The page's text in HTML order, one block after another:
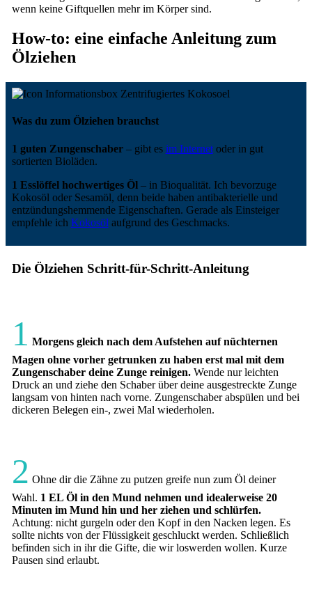
wenn keine Giftquellen mehr im Körper sind.
How-to: eine einfache Anleitung zum
Ölziehen
Was du zum Ölziehen brauchst
1 guten Zungenschaber– gibt es im Internetoder in gut
sortierten Bioläden.
1 Esslöffel hochwertiges Öl– in Bioqualität. Ich bevorzuge
Kokosöl oder Sesamöl, denn beide haben antibakterielle und
entzündungshemmende Eigenschaften. Gerade als Einsteiger
empfehle ich Kokosöl aufgrund des Geschmacks.
Die Ölziehen Schritt-für-Schritt-Anleitung
1 Morgens gleich nach dem Aufstehen auf nüchternen
Magen ohne vorher getrunken zu haben erst mal mit dem
Zungenschaber deine Zunge reinigen.Wende nur leichten
Druck an und ziehe den Schaber über deine ausgestreckte Zunge
langsam von hinten nach vorne. Zungenschaber abspülen und bei
dickeren Belegen ein-, zwei Mal wiederholen.
2 Ohne dir die Zähne zu putzen greife nun zum Öl deiner
Wahl. 1 EL Öl in den Mund nehmen und idealerweise 20
Minuten im Mund hin und her ziehen und schlürfen.
Achtung: nicht gurgeln oder den Kopf in den Nacken legen. Es
sollte nichts von der Flüssigkeit geschluckt werden. Schließlich
befinden sich in ihr die Gifte, die wir loswerden wollen. Kurze
Pausen sind erlaubt.